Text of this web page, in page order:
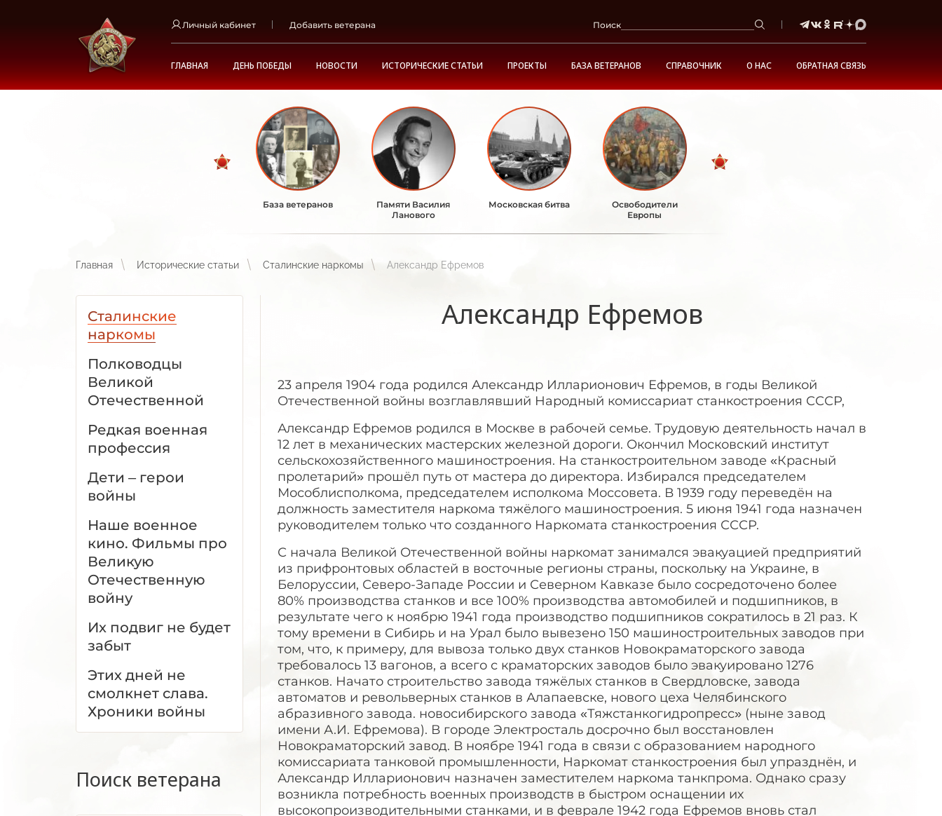
Личный кабинет Добавить ветерана Поиск
ГЛАВНАЯ ДЕНЬ ПОБЕДЫ НОВОСТИ ИСТОРИЧЕСКИЕ СТАТЬИ ПРОЕКТЫ БАЗА ВЕТЕРАНОВ СПРАВОЧНИК О НАС ОБРАТНАЯ СВЯЗЬ
База ветеранов
Памяти Василия
Ланового
Московская битва
Освободители
Европы
Главная Исторические статьи Сталинские наркомы Александр Ефремов
Сталинские
наркомы
Полководцы
Великой
Отечественной
Редкая военная
профессия
Дети – герои
войны
Наше военное
кино. Фильмы про
Великую
Отечественную
войну
Их подвиг не будет
забыт
Этих дней не
смолкнет слава.
Хроники войны
Поиск ветерана
Александр Ефремов
23 апреля 1904 года родился Александр Илларионович Ефремов, в годы Великой
Отечественной войны возглавлявший Народный комиссариат станкостроения СССР,
Александр Ефремов родился в Москве в рабочей семье. Трудовую деятельность начал в
12 лет в механических мастерских железной дороги. Окончил Московский институт
сельскохозяйственного машиностроения. На станкостроительном заводе «Красный
пролетарий» прошёл путь от мастера до директора. Избирался председателем
Мособлисполкома, председателем исполкома Моссовета. В 1939 году переведён на
должность заместителя наркома тяжёлого машиностроения. 5 июня 1941 года назначен
руководителем только что созданного Наркомата станкостроения СССР.
С начала Великой Отечественной войны наркомат занимался эвакуацией предприятий
из прифронтовых областей в восточные регионы страны, поскольку на Украине, в
Белоруссии, Северо-Западе России и Северном Кавказе было сосредоточено более
80% производства станков и все 100% производства автомобилей и подшипников, в
результате чего к ноябрю 1941 года производство подшипников сократилось в 21 раз. К
тому времени в Сибирь и на Урал было вывезено 150 машиностроительных заводов при
том, что, к примеру, для вывоза только двух станков Новокраматорского завода
требовалось 13 вагонов, а всего с краматорских заводов было эвакуировано 1276
станков. Начато строительство завода тяжёлых станков в Свердловске, завода
автоматов и револьверных станков в Алапаевске, нового цеха Челябинского
абразивного завода. новосибирского завода «Тяжстанкогидропресс» (ныне завод
имени А.И. Ефремова). В городе Электросталь досрочно был восстановлен
Новокраматорский завод. В ноябре 1941 года в связи с образованием народного
комиссариата танковой промышленности, Наркомат станкостроения был упразднён, и
Александр Илларионович назначен заместителем наркома танкпрома. Однако сразу
возникла потребность военных производств в быстром оснащении их
высокопроизводительными станками, и в феврале 1942 года Ефремов вновь стал